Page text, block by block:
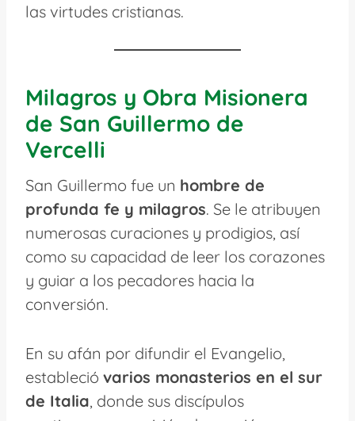
las virtudes cristianas.
Milagros y Obra Misionera
de San Guillermo de
Vercelli
San Guillermo fue un hombre de
profunda fe y milagros. Se le atribuyen
numerosas curaciones y prodigios, así
como su capacidad de leer los corazones
y guiar a los pecadores hacia la
conversión.
En su afán por difundir el Evangelio,
estableció varios monasterios en el sur
de Italia, donde sus discípulos